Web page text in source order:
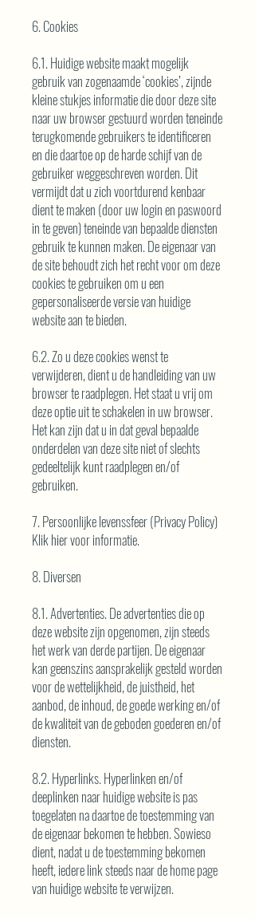
6. Cookies
6.1. Huidige website maakt mogelijk
gebruik van zogenaamde ‘cookies’, zijnde
kleine stukjes informatie die door deze site
naar uw browser gestuurd worden teneinde
terugkomende gebruikers te identificeren
en die daartoe op de harde schijf van de
gebruiker weggeschreven worden. Dit
vermijdt dat u zich voortdurend kenbaar
dient te maken (door uw login en paswoord
in te geven) teneinde van bepaalde diensten
gebruik te kunnen maken. De eigenaar van
de site behoudt zich het recht voor om deze
cookies te gebruiken om u een
gepersonaliseerde versie van huidige
website aan te bieden.
6.2. Zo u deze cookies wenst te
verwijderen, dient u de handleiding van uw
browser te raadplegen. Het staat u vrij om
deze optie uit te schakelen in uw browser.
Het kan zijn dat u in dat geval bepaalde
onderdelen van deze site niet of slechts
gedeeltelijk kunt raadplegen en/of
gebruiken.
7. Persoonlijke levenssfeer (Privacy Policy)
Klik hier voor informatie.
8. Diversen
8.1. Advertenties. De advertenties die op
deze website zijn opgenomen, zijn steeds
het werk van derde partijen. De eigenaar
kan geenszins aansprakelijk gesteld worden
voor de wettelijkheid, de juistheid, het
aanbod, de inhoud, de goede werking en/of
de kwaliteit van de geboden goederen en/of
diensten.
8.2. Hyperlinks. Hyperlinken en/of
deeplinken naar huidige website is pas
toegelaten na daartoe de toestemming van
de eigenaar bekomen te hebben. Sowieso
dient, nadat u de toestemming bekomen
heeft, iedere link steeds naar de home page
van huidige website te verwijzen.